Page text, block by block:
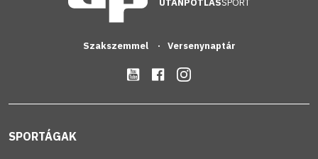
UTÁNPÓTLÁSSPORT
Szakszemmel Versenynaptár
SPORTÁGAK